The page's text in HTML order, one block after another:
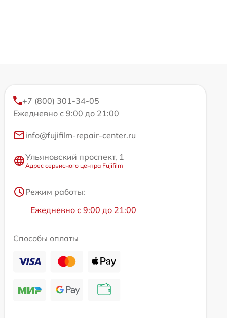
+7 (800) 301-34-05
Ежедневно с 9:00 до 21:00
info@fujifilm-repair-center.ru
Ульяновский проспект, 1
Адрес сервисного центра Fujifilm
Режим работы:
Ежедневно с 9:00 до 21:00
Способы оплаты